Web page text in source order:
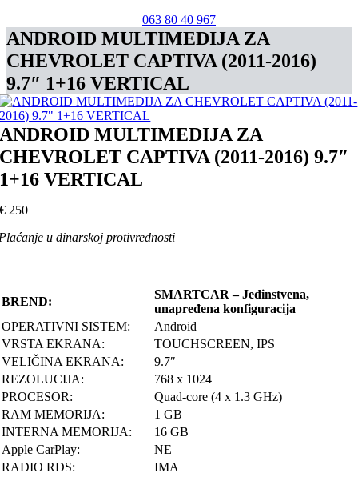
063 80 40 967
ANDROID MULTIMEDIJA ZA
CHEVROLET CAPTIVA (2011-2016)
9.7″ 1+16 VERTICAL
ANDROID MULTIMEDIJA ZA
CHEVROLET CAPTIVA (2011-2016) 9.7″
1+16 VERTICAL
€ 250
u dinarskoj protivrednosti
BREND:
SMARTCAR – Jedinstvena,
unapređena konfiguracija
OPERATIVNI SISTEM:
Android
VRSTA EKRANA:
TOUCHSCREEN, IPS
VELIČINA EKRANA:
9.7″
REZOLUCIJA:
768 x 1024
PROCESOR:
Quad-core (4 x 1.3 GHz)
RAM MEMORIJA:
1 GB
INTERNA MEMORIJA:
16 GB
Apple CarPlay:
NE
RADIO RDS:
IMA